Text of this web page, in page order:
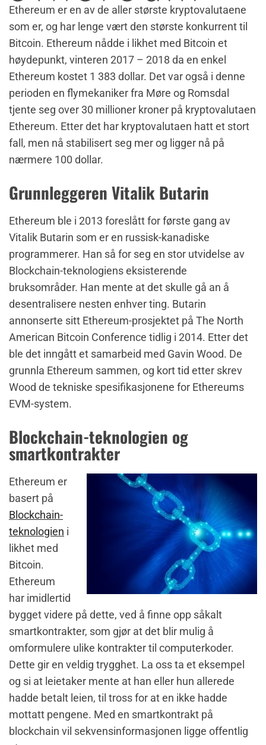
Ethereum er en av de aller største kryptovalutaene
som er, og har lenge vært den største konkurrent til
Bitcoin. Ethereum nådde i likhet med Bitcoin et
høydepunkt, vinteren 2017 – 2018 da en enkel
Ethereum kostet 1 383 dollar. Det var også i denne
perioden en flymekaniker fra Møre og Romsdal
tjente seg over 30 millioner kroner på kryptovalutaen
Ethereum. Etter det har kryptovalutaen hatt et stort
fall, men nå stabilisert seg mer og ligger nå på
nærmere 100 dollar.
Grunnleggeren Vitalik Butarin
Ethereum ble i 2013 foreslått for første gang av
Vitalik Butarin som er en russisk-kanadiske
programmerer. Han så for seg en stor utvidelse av
Blockchain-teknologiens eksisterende
bruksområder. Han mente at det skulle gå an å
desentralisere nesten enhver ting. Butarin
annonserte sitt Ethereum-prosjektet på The North
American Bitcoin Conference tidlig i 2014. Etter det
ble det inngått et samarbeid med Gavin Wood. De
grunnla Ethereum sammen, og kort tid etter skrev
Wood de tekniske spesifikasjonene for Ethereums
EVM-system.
Blockchain-teknologien og
smartkontrakter
Ethereum er
basert på
Blockchain-
teknologien i
likhet med
Bitcoin.
Ethereum
har imidlertid
bygget videre på dette, ved å finne opp såkalt
smartkontrakter, som gjør at det blir mulig å
omformulere ulike kontrakter til computerkoder.
Dette gir en veldig trygghet. La oss ta et eksempel
og si at leietaker mente at han eller hun allerede
hadde betalt leien, til tross for at en ikke hadde
mottatt pengene. Med en smartkontrakt på
blockchain vil sekvensinformasjonen ligge offentlig